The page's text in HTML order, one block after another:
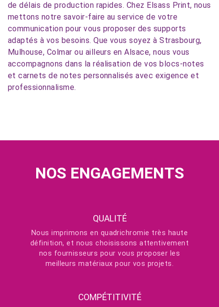
de délais de production rapides. Chez Elsass Print, nous
mettons notre savoir-faire au service de votre
communication pour vous proposer des supports
adaptés à vos besoins. Que vous soyez à Strasbourg,
Mulhouse, Colmar ou ailleurs en Alsace, nous vous
accompagnons dans la réalisation de vos blocs-notes
et carnets de notes personnalisés avec exigence et
professionnalisme.
NOS ENGAGEMENTS
QUALITÉ
Nous imprimons en quadrichromie très haute
définition, et nous choisissons attentivement
nos fournisseurs pour vous proposer les
meilleurs matériaux pour vos projets.
COMPÉTITIVITÉ